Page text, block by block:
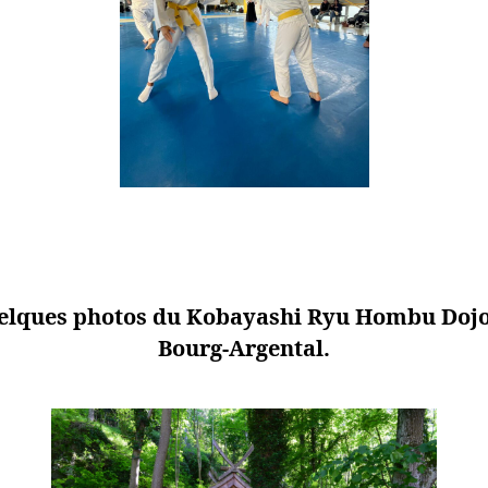
photos du Kobayashi Ryu Hombu
Bourg-Argental.